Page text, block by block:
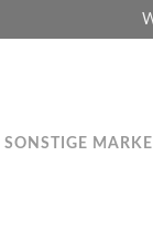
SONSTIGE